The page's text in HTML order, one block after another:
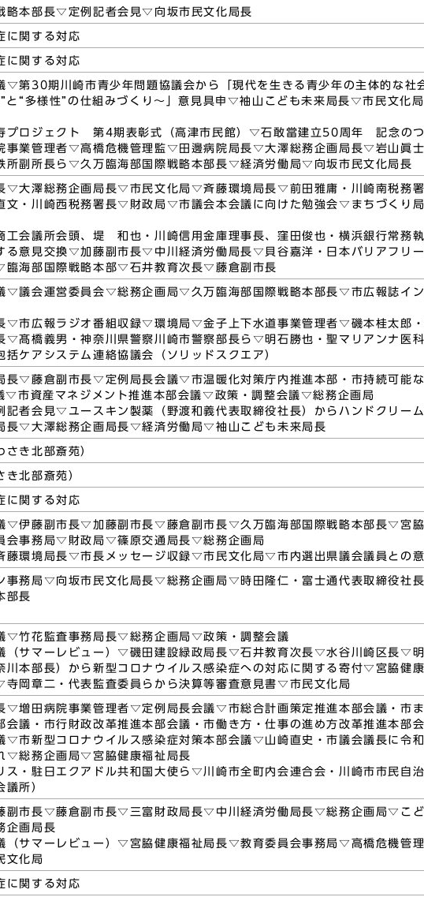
略本部長▽定例記者会見▽向坂市民文化局長
に関する対応
に関する対応
▽第30期川崎市青少年問題協議会から「現代を生きる青少年の主体的な社
と“多様性”の仕組みづくり～」意見具申▽袖山こども未来局長▽市民文化
プロジェクト 第4期表彰式（高津市民館）▽石敢當建立50周年 記念の
事業管理者▽高橋危機管理監▽田邊病院局長▽大澤総務企画局長▽岩山眞
所副所長ら▽久万臨海部国際戦略本部長▽経済労働局▽向坂市民文化局長
▽大澤総務企画局長▽市民文化局▽斉藤環境局長▽前田雅庸・川崎南税務
文・川崎西税務署長▽財政局▽市議会本会議に向けた勉強会▽まちづくり
工会議所会頭、堤 和也・川崎信用金庫理事長、窪田俊也・横浜銀行常務
る意見交換▽加藤副市長▽中川経済労働局長▽貝谷嘉洋・日本バリアフリ
海部国際戦略本部▽石井教育次長▽藤倉副市長
▽議会運営委員会▽総務企画局▽久万臨海部国際戦略本部長▽市広報誌イ
▽市広報ラジオ番組収録▽環境局▽金子上下水道事業管理者▽磯本桂太郎
髙橋義男・神奈川県警察川崎市警察部長ら▽明石勝也・聖マリアンナ医
ケアシステム連絡協議会（ソリッドスクエア）
長▽藤倉副市長▽定例局長会議▽市温暖化対策庁内推進本部・市持続可能
▽市資産マネジメント推進本部会議▽政策・調整会議▽総務企画局
者会見▽ユースキン製薬（野渡和義代表取締役社長）からハンドクリー
長▽大澤総務企画局長▽経済労働局▽袖山こども未来局長
き北部斎苑）
北部斎苑）
に関する対応
▽伊藤副市長▽加藤副市長▽藤倉副市長▽久万臨海部国際戦略本部長▽宮
会事務局▽財政局▽篠原交通局長▽総務企画局
藤環境局長▽市長メッセージ収録▽市民文化局▽市内選出県議会議員との
事務局▽向坂市民文化局長▽総務企画局▽時田隆仁・富士通代表取締役社
部長
▽竹花監査事務局長▽総務企画局▽政策・調整会議
（サマーレビュー）▽磯田建設緑政局長▽石井教育次長▽水谷川崎区長▽
川本部長）から新型コロナウイルス感染症への対応に関する寄付▽宮脇健
岡章二・代表監査委員らから決算等審査意見書▽市民文化局
▽増田病院事業管理者▽定例局長会議▽市総合計画策定推進本部会議・市ま
会議・市行財政改革推進本部会議・市働き方・仕事の進め方改革推進本部
▽市新型コロナウイルス感染症対策本部会議▽山崎直史・市議会議長に令
▽総務企画局▽宮脇健康福祉局長
ス・駐日エクアドル共和国大使ら▽川崎市全町内会連合会・川崎市市民自
所）
副市長▽藤倉副市長▽三富財政局長▽中川経済労働局長▽総務企画局▽こ
企画局長
（サマーレビュー）▽宮脇健康福祉局長▽教育委員会事務局▽高橋危機管
文化局
に関する対応